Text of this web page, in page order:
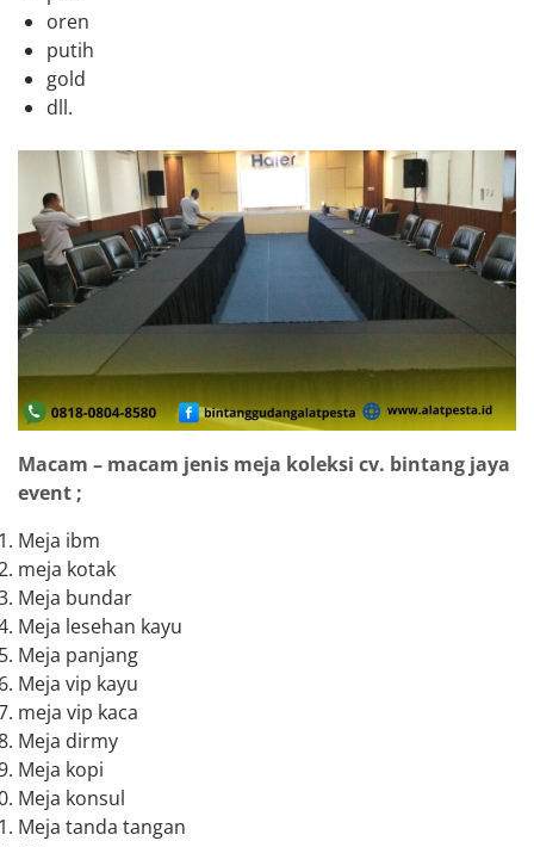
oren
putih
gold
dll.
Macam – macam jenis meja koleksi cv. bintang jaya
event ;
Meja ibm
meja kotak
Meja bundar
Meja lesehan kayu
Meja panjang
Meja vip kayu
meja vip kaca
Meja dirmy
Meja kopi
Meja konsul
Meja tanda tangan